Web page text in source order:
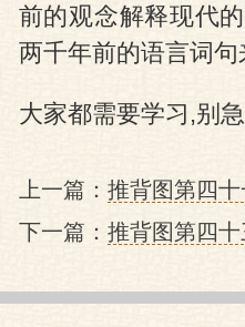
前的观念解释现代
两千年前的语言词句
大家都需要学习,别
上一篇： 推背图第四十一象
下一篇： 推背图第四十三象 丙午 巽下